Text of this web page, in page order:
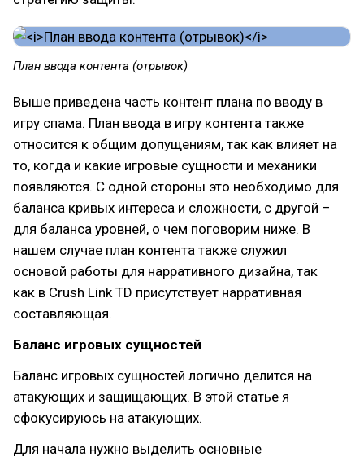
План ввода контента (отрывок)
Выше приведена часть контент плана по вводу в
игру спама. План ввода в игру контента также
относится к общим допущениям, так как влияет на
то, когда и какие игровые сущности и механики
появляются. С одной стороны это необходимо для
баланса кривых интереса и сложности, с другой –
для баланса уровней, о чем поговорим ниже. В
нашем случае план контента также служил
основой работы для нарративного дизайна, так
как в Crush Link TD присутствует нарративная
составляющая.
Баланс игровых сущностей
Баланс игровых сущностей логично делится на
атакующих и защищающих. В этой статье я
сфокусируюсь на атакующих.
Для начала нужно выделить основные